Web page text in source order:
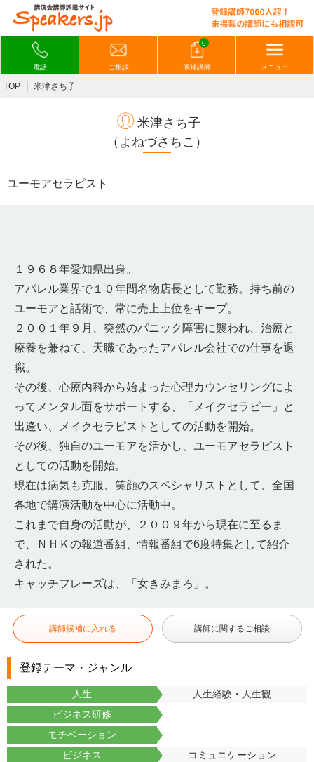
電話 ご相談
0
候補講師 メニュー
TOP 米津さち子
米津さち子
（よねづさちこ）
ユーモアセラピスト
１９６８年愛知県出身。
アパレル業界で１０年間名物店長として勤務。持ち前の
ユーモアと話術で、常に売上上位をキープ。
２００１年９月、突然のパニック障害に襲われ、治療と
療養を兼ねて、天職であったアパレル会社での仕事を退
職。
その後、心療内科から始まった心理カウンセリングによ
ってメンタル面をサポートする、「メイクセラピー」と
出逢い、メイクセラピストとしての活動を開始。
その後、独自のユーモアを活かし、ユーモアセラピスト
としての活動を開始。
現在は病気も克服、笑顔のスペシャリストとして、全国
各地で講演活動を中心に活動中。
これまで自身の活動が、２００９年から現在に至るま
で、ＮＨＫの報道番組、情報番組で6度特集として紹介
された。
キャッチフレーズは、「女きみまろ」。
講師候補に入れる 講師に関するご相談
登録テーマ・ジャンル
人生
人生経験・人生観
ビジネス研修
モチベーション
ビジネス
コミュニケーション